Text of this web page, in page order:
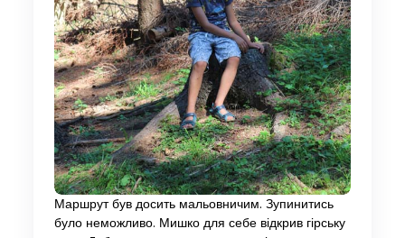
Маршрут був досить мальовничим. Зупинитись
було неможливо. Мишко для себе відкрив гірську